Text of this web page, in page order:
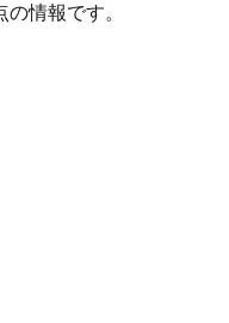
情報です。